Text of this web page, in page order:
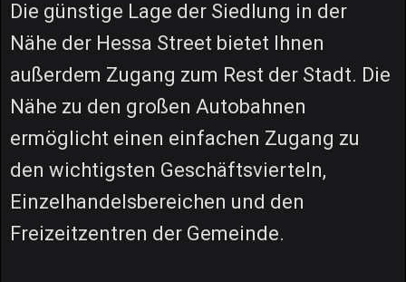
Die günstige Lage der Siedlung in der
Nähe der Hessa Street bietet Ihnen
außerdem Zugang zum Rest der Stadt. Die
Nähe zu den großen Autobahnen
ermöglicht einen einfachen Zugang zu
den wichtigsten Geschäftsvierteln,
Einzelhandelsbereichen und den
Freizeitzentren der Gemeinde.